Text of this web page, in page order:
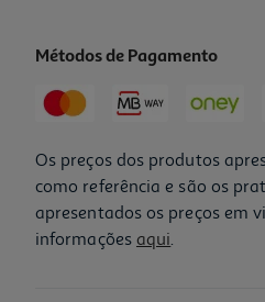
Métodos de Pagamento
Os preços dos produtos
como referência e são os
apresentados os preços em
informações aqui.